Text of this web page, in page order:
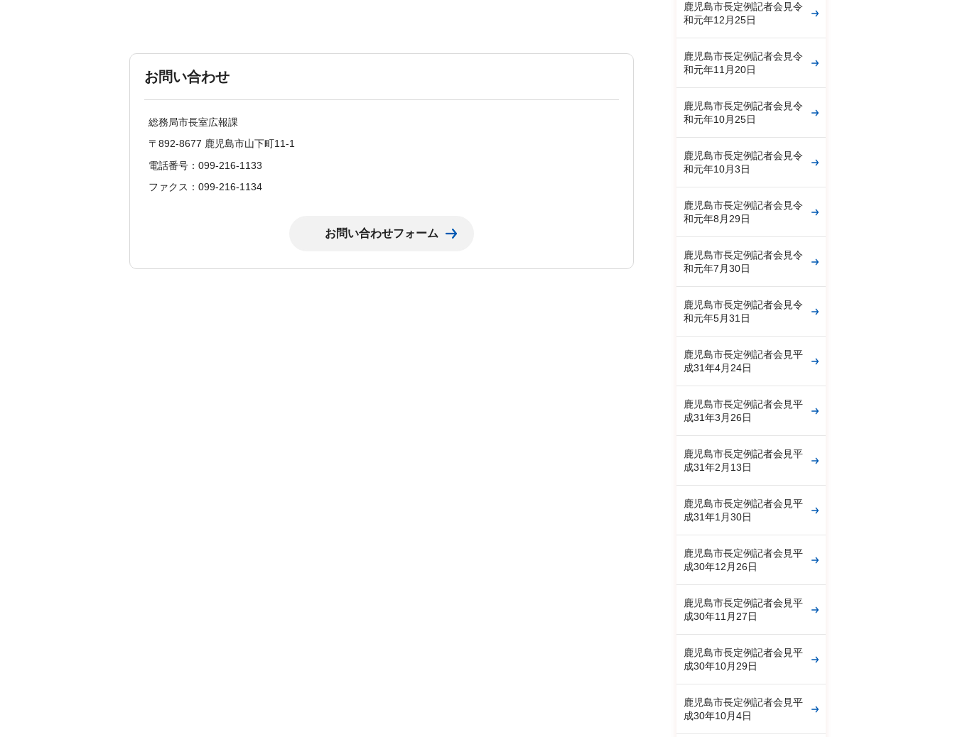
お問い合わせ
総務局市長室広報課
〒892-8677 鹿児島市山下町11-1
電話番号：099-216-1133
ファクス：099-216-1134
鹿児島市長定例記者会見令
和元年12月25日
鹿児島市長定例記者会見令
和元年11月20日
鹿児島市長定例記者会見令
和元年10月25日
鹿児島市長定例記者会見令
和元年10月3日
鹿児島市長定例記者会見令
和元年8月29日
鹿児島市長定例記者会見令
和元年7月30日
鹿児島市長定例記者会見令
和元年5月31日
鹿児島市長定例記者会見平
成31年4月24日
鹿児島市長定例記者会見平
成31年3月26日
鹿児島市長定例記者会見平
成31年2月13日
鹿児島市長定例記者会見平
成31年1月30日
鹿児島市長定例記者会見平
成30年12月26日
鹿児島市長定例記者会見平
成30年11月27日
鹿児島市長定例記者会見平
成30年10月29日
鹿児島市長定例記者会見平
成30年10月4日